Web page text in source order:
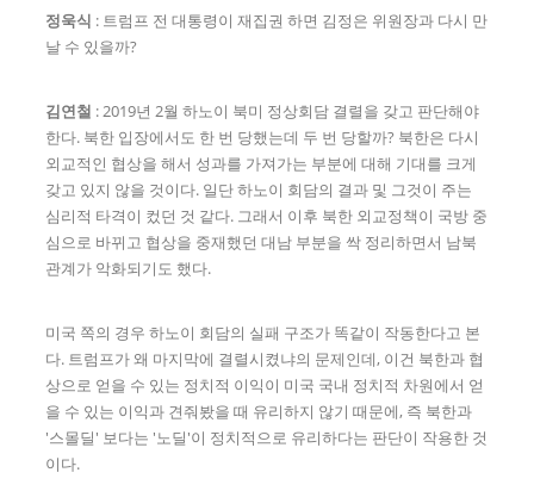
정욱식 : 트럼프 전 대통령이 재집권 하면 김정은 위원장과 다시 만
날 수 있을까?
김연철 : 2019년 2월 하노이 북미 정상회담 결렬을 갖고 판단해야
한다. 북한 입장에서도 한 번 당했는데 두 번 당할까? 북한은 다시
외교적인 협상을 해서 성과를 가져가는 부분에 대해 기대를 크게
갖고 있지 않을 것이다. 일단 하노이 회담의 결과 및 그것이 주는
심리적 타격이 컸던 것 같다. 그래서 이후 북한 외교정책이 국방 중
심으로 바뀌고 협상을 중재했던 대남 부분을 싹 정리하면서 남북
관계가 악화되기도 했다.
미국 쪽의 경우 하노이 회담의 실패 구조가 똑같이 작동한다고 본
다. 트럼프가 왜 마지막에 결렬시켰냐의 문제인데, 이건 북한과 협
상으로 얻을 수 있는 정치적 이익이 미국 국내 정치적 차원에서 얻
을 수 있는 이익과 견줘봤을 때 유리하지 않기 때문에, 즉 북한과
'스몰딜' 보다는 '노딜'이 정치적으로 유리하다는 판단이 작용한 것
이다.